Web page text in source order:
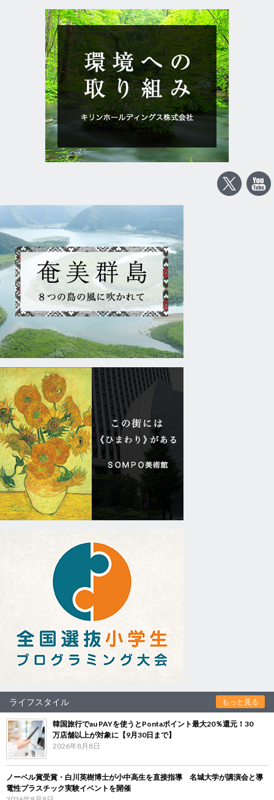
ライフスタイル もっと見る
韓国旅行でau PAYを使うとPontaポイント最大20％還元！30
万店舗以上が対象に【9月30日まで】
2026年8月8日
ノーベル賞受賞・白川英樹博士が小中高生を直接指導 名城大学が講演会と導
電性プラスチック実験イベントを開催